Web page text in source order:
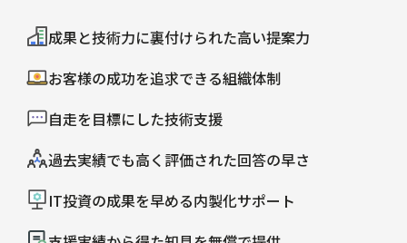
成果と技術力に裏付けられた高い提案力
お客様の成功を追求できる組織体制
自走を目標にした技術支援
過去実績でも高く評価された回答の早さ
IT投資の成果を早める内製化サポート